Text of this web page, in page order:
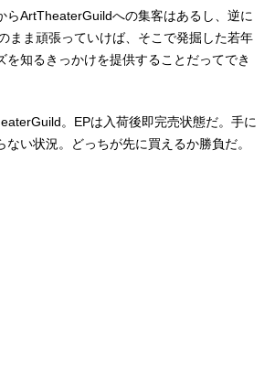
ArtTheaterGuildへの集客はあるし、逆に
まま頑張っていけば、そこで発掘した若年
を知るきっかけを提供することだってでき
。EPは入荷後即完売状態だ。手に
ない状況。どっちが先に買えるか勝負だ。